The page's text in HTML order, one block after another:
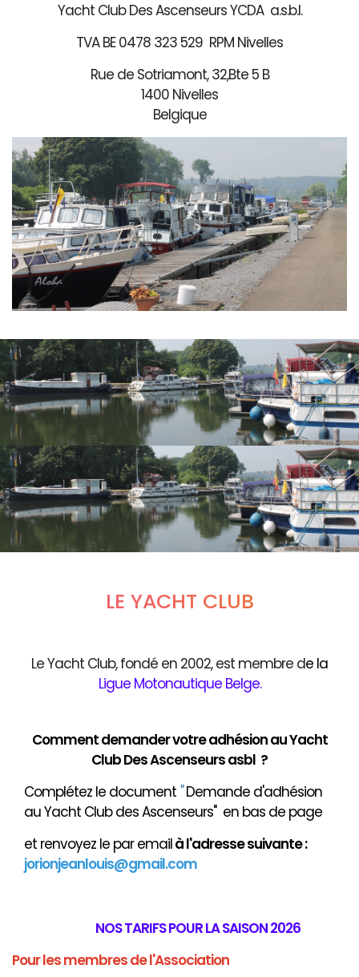
Yacht Club Des Ascenseurs YCDA a.s.b.l.
TVA BE 0478 323 529 RPM Nivelles
Rue de Sotriamont, 32,Bte 5 B
1400 Nivelles
Belgique
LE YACHT CLUB
Le Yacht Club, fondé en 2002, est membre de la
Ligue Motonautique Belge.
Comment demander votre adhésion au Yacht
Club Des Ascenseurs asbl ?
Complétez le document "Demande d'adhésion
au Yacht Club des Ascenseurs" en bas de page
et renvoyez le par emailàl'adresse suivante :
jorionjeanlouis@gmail.com
NOS TARIFS POUR LA SAISON 2026
Pour les membres de l'Association